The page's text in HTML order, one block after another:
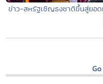
ข่าว-สหรัฐเชิญธงชาติขึ้นสู่ยอด